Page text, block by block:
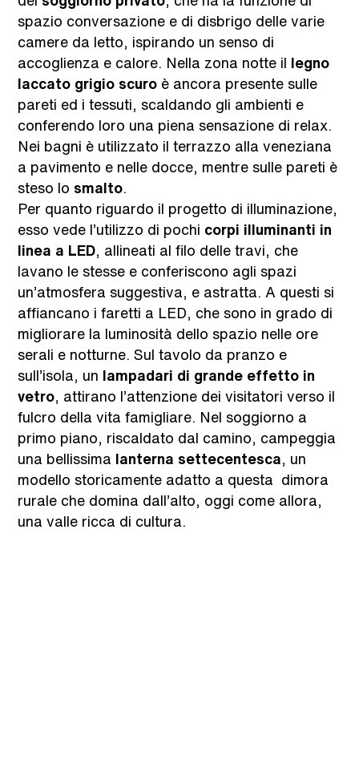
spazio conversazione e di disbrigo delle varie
camere da letto, ispirando un senso di
accoglienza e calore. Nella zona notte il legno
laccato grigio scuro è ancora presente sulle
pareti ed i tessuti, scaldando gli ambienti e
conferendo loro una piena sensazione di relax.
Nei bagni è utilizzato il terrazzo alla veneziana
a pavimento e nelle docce, mentre sulle pareti è
steso lo smalto
Per quanto riguardo il progetto di illuminazione,
esso vede l’utilizzo di pochi corpi illuminanti in
linea a LED , allineati al filo delle travi, che
lavano le stesse e conferiscono agli spazi
un’atmosfera suggestiva, e astratta. A questi si
affiancano i faretti a LED, che sono in grado di
migliorare la luminosità dello spazio nelle ore
serali e notturne. Sul tavolo da pranzo e
sull’isola, un lampadari di grande effetto in
vetro , attirano l’attenzione dei visitatori verso il
fulcro della vita famigliare. Nel soggiorno a
primo piano, riscaldato dal camino, campeggia
una bellissima lanterna settecentesca , un
modello storicamente adatto a questa dimora
rurale che domina dall’alto, oggi come allora,
una valle ricca di cultura.